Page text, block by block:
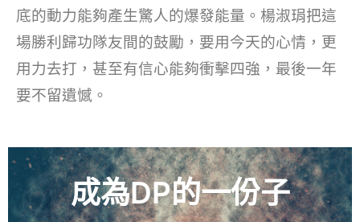
底的動力能夠產生驚人的爆發能量。楊淑琄把這
場勝利歸功隊友間的鼓勵，要用今天的心情，更
用力去打，甚至有信心能夠衝擊四強，最後一年
要不留遺憾。
成為DP的一份子